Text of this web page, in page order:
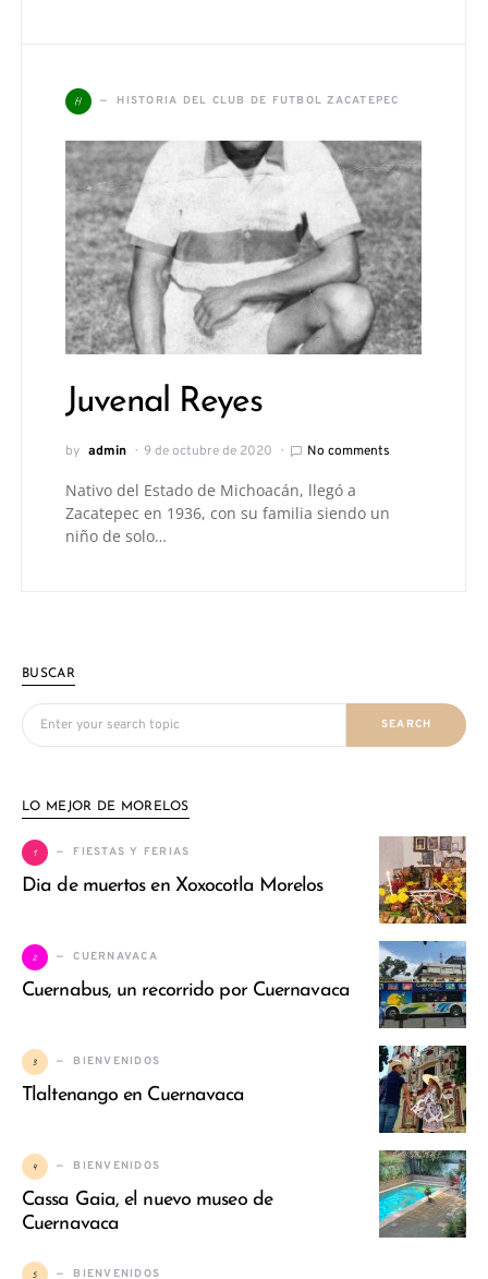
H HISTORIA DEL CLUB DE FUTBOL ZACATEPEC
Juvenal Reyes
by admin 9 de octubre de 2020 No comments
Nativo del Estado de Michoacán, llegó a
Zacatepec en 1936, con su familia siendo un
niño de solo…
BUSCAR
Search for:
SEARCH
LO MEJOR DE MORELOS
1 FIESTAS Y FERIAS
Dia de muertos en Xoxocotla Morelos
2 CUERNAVACA
Cuernabus, un recorrido por Cuernavaca
3 BIENVENIDOS
Tlaltenango en Cuernavaca
4 BIENVENIDOS
Cassa Gaia, el nuevo museo de
Cuernavaca
5 BIENVENIDOS